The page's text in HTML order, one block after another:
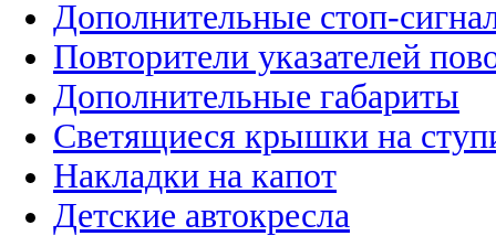
Дополнительные стоп-
Повторители указателей
Дополнительные габариты
Светящиеся крышки на
Накладки на капот
Детские автокресла